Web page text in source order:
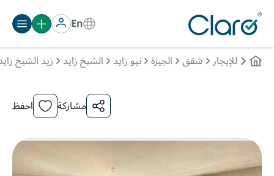
En
للإيجار شقق الجيزة نيو زايد الشيخ زايد زيد الشيخ
مشاركة احفظ